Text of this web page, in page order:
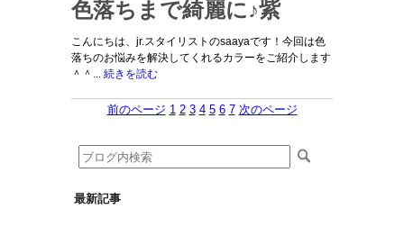
色落ちまで綺麗に♪紫
こんにちは、jr.スタイリストのsaayaです！今回は色
落ちのお悩みを解決してくれるカラーをご紹介します
＾＾... 続きを読む
前のページ 1 2 3 4 5 6 7 次のページ
最新記事